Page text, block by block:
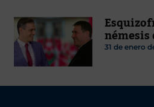
31 de enero